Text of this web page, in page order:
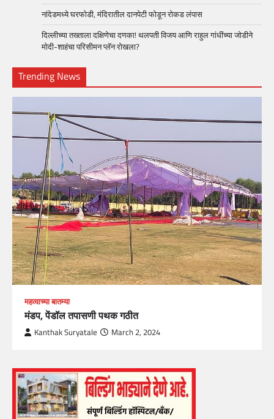
नांदेडमध्ये घरफोडी, मंदिरातील दानपेटी फोडून रोकड लंपास
दिल्लीच्या तख्ताला दक्षिणेचा दणका! थलपती विजय आणि राहुल गांधींच्या जोडीने
मोदी-शाहंचा परिसीमन प्लॅन रोखला?
Trending News
महत्वाच्या बातम्या
मंडप, पेंडॉल तपासणी पथक गठीत
Kanthak Suryatale March 2, 2024